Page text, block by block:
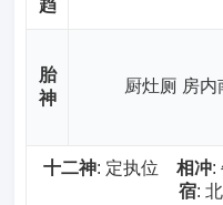
趋
胎
神
厨灶厕 房内
十二神: 定执位 相冲:
宿: